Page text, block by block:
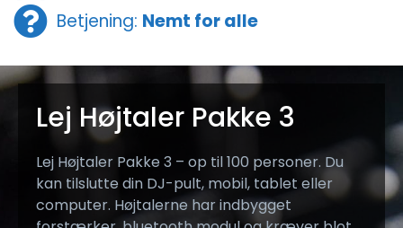
Betjening: Nemt for alle
Lej Højtaler Pakke 3
Lej Højtaler Pakke 3 – op til 100 personer. Du
kan tilslutte din DJ-pult, mobil, tablet eller
computer. Højtalerne har indbygget